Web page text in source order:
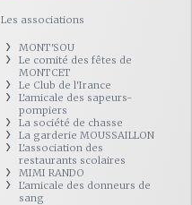
Les associations
MONT'SOU
Le comité des fêtes de
MONTCET
Le Club de l'Irance
L'amicale des sapeurs-
pompiers
La société de chasse
La garderie MOUSSAILLON
L'association des
restaurants scolaires
MIMI RANDO
L'amicale des donneurs de
sang